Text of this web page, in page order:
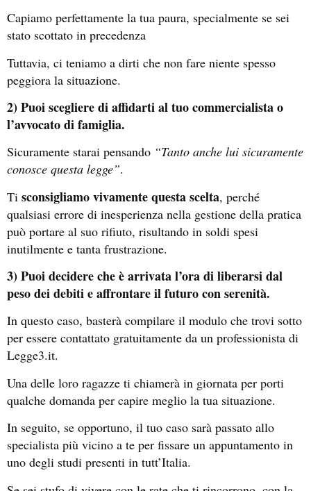
Capiamo perfettamente la tua paura, specialmente se sei
stato scottato in precedenza
Tuttavia, ci teniamo a dirti che non fare niente spesso
peggiora la situazione.
2) Puoi scegliere di affidarti al tuo commercialista o
l’avvocato di famiglia.
Sicuramente starai pensando “Tanto anche lui sicuramente
conosce questa legge”.
Ti sconsigliamo vivamente questa scelta, perché
qualsiasi errore di inesperienza nella gestione della pratica
può portare al suo rifiuto, risultando in soldi spesi
inutilmente e tanta frustrazione.
3) Puoi decidere che è arrivata l’ora di liberarsi dal
peso dei debiti e affrontare il futuro con serenità.
In questo caso, basterà compilare il modulo che trovi sotto
per essere contattato gratuitamente da un professionista di
Legge3.it.
Una delle loro ragazze ti chiamerà in giornata per porti
qualche domanda per capire meglio la tua situazione.
In seguito, se opportuno, il tuo caso sarà passato allo
specialista più vicino a te per fissare un appuntamento in
uno degli studi presenti in tutt’Italia.